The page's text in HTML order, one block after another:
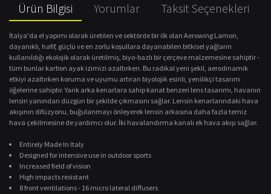
Ürün Bilgisi Yorumlar Taksit Seçenekleri
İtalya'da el yapımı olarak üretilen ve sektörde bir ilk olan Aerowing Lamon,
dayanıklı, hafif, güçlü ve en zorlu koşullara dayanabilen bitkisel yağların
kullanıldığı ekolojik olarak üretilmiş, biyo-bazlı bir çerçeve malzemesine sahiptir -
tüm bunlar karbon ayak izimizi azaltırken. Bu radikal yeni şekil, aerodinamik
etkiyi azaltırken koruma ve uyumu artıran biyolojik esinli, yenilikçi tasarım
öğelerine sahiptir. Yarık arka kenarlara sahip kanat benzeri lens tasarımı, havanın
lensin yanından düzgün bir şekilde çıkmasını sağlar. Lensin kenarlarındaki hava
akışının difüzyonu, buğulanmayı önleyerek lensin arkasına daha fazla temiz
hava çekilmesine de yardımcı olur. İki havalandırma kanalı ek hava akışı sağlar.
Entirely Made In Italy
Designed for intensive use in outdoor sports
Increased field of vision
High impacts resistant
8 front ventilations - 16 micro lateral diffusers